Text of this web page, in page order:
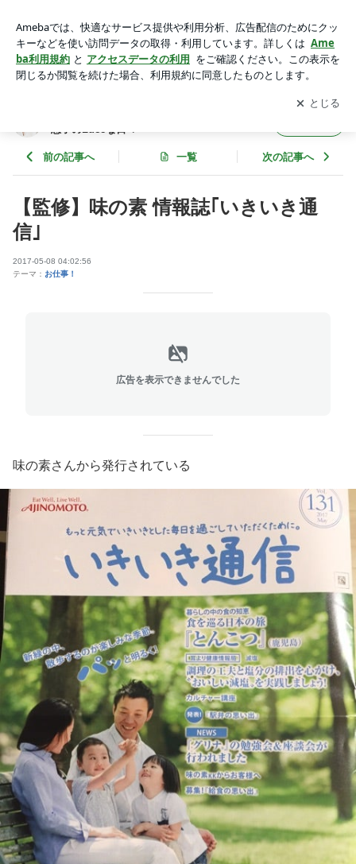
栄養士&保育士 望月理恵子のLuceな日々
アプリをダウンロードして ブログの更新通知
を受け取りまし
ょう。
開く
恵子のLuceな日々
前の記事へ 一覧 次の記事へ
【監修】味の素 情報誌｢いきいき通
信｣
2017-05-08 04:02:56
テーマ： お仕事！
広告を表示できませんでした
味の素さんから発行されている